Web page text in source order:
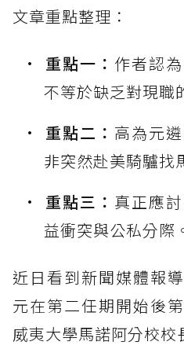
文章重點整理：
重點一： 作者認
不等於缺乏對現職
重點二： 高為元
非突然赴美騎驢找
重點三： 真正應
益衝突與公私分際
近日看到新聞媒體報
元在第二任期開始後
威夷大學馬諾阿分校校